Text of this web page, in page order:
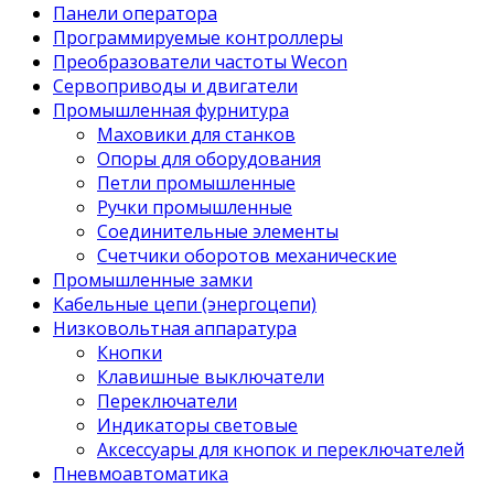
Панели оператора
Программируемые контроллеры
Преобразователи частоты Wecon
Сервоприводы и двигатели
Промышленная фурнитура
Маховики для станков
Опоры для оборудования
Петли промышленные
Ручки промышленные
Соединительные элементы
Счетчики оборотов механические
Промышленные замки
Кабельные цепи (энергоцепи)
Низковольтная аппаратура
Кнопки
Клавишные выключатели
Переключатели
Индикаторы световые
Аксессуары для кнопок и переключателей
Пневмоавтоматика